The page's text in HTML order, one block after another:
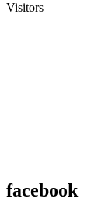
Visitors
facebook